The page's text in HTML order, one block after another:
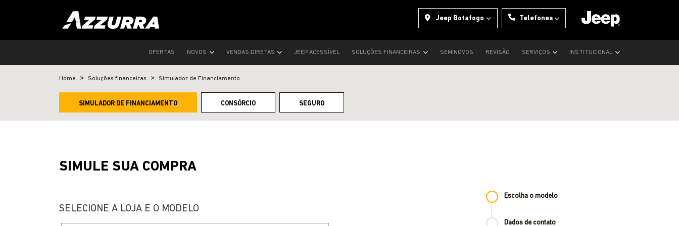
Jeep Botafogo Telefones
OFERTAS NOVOS VENDAS DIRETAS JEEP ACESSÍVEL SOLUÇÕES FINANCEIRAS SEMINOVOS REVISÃO SERVIÇOS INSTITUCIONAL
Home Soluções financeiras Simulador de Financiamento
SIMULADOR DE FINANCIAMENTO CONSÓRCIO SEGURO
SIMULE SUA COMPRA
SELECIONE A LOJA E O MODELO
Escolha o modelo
Dados de contato